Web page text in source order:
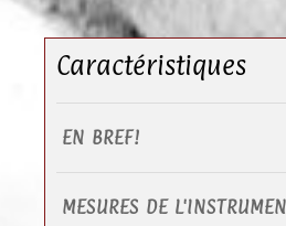
Caractéristiques
EN BREF!
MESURES DE